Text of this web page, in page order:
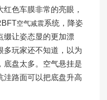
色车膜非常的亮眼，
空气减震系统，降姿
缀让姿态显的更加漂
多玩家还不知道，以为
底盘太多。空气悬挂是
洼路面可以把底盘升高